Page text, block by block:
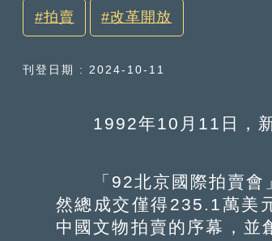
拍賣 改革開放
刊登日期 : 2024-10-11
1992年10月11日，新
「92北京國際拍賣會」
然總成交僅得235.1萬美
中國文物拍賣的序幕，並